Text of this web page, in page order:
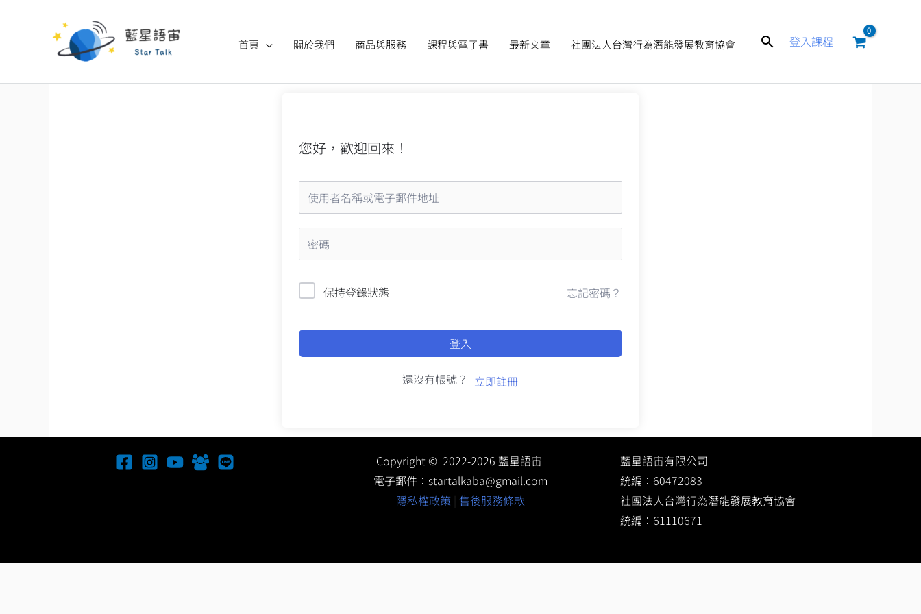
內
首頁 關於我們 商品與服務 課程與電子書 最新文章 社團法人台灣行為潛能發展教育協會
搜
登入課程
您好，歡迎回來！
保持登錄狀態 忘記密碼？
登入
還沒有帳號？ 立即註冊
Copyright © 2022-2026 藍星語宙
電子郵件： startalkaba@gmail.com
隱私權政策| 售後服務條款
藍星語宙有限公司
統編：60472083
社團法人台灣行為潛能發展教育協會
統編：61110671